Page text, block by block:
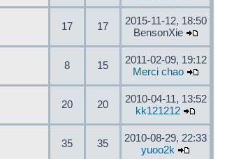
17 17
2015-11-12, 18:50
BensonXie
8 15
2011-02-09, 19:12
Merci chao
20 20
2010-04-11, 13:52
kk121212
35 35
2010-08-29, 22:33
yuoo2k